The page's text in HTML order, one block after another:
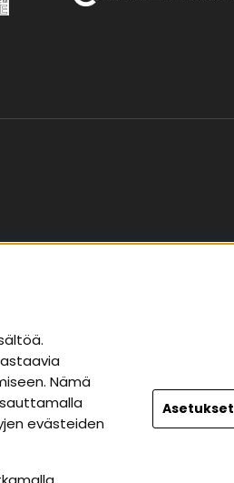
Facebook
Youtube
Nämä
evästeiden
Asetukset